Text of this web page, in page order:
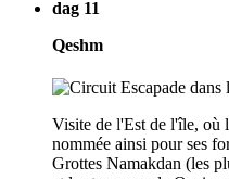
dag 11
Qeshm
Visite de l'Est de l'île, où
nommée ainsi pour ses
Grottes Namakdan (les